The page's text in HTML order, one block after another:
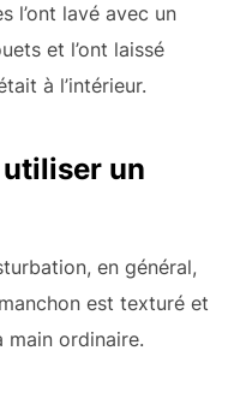
l’ont lavé avec un
et l’ont laissé
à l’intérieur.
un
en général,
est texturé et
ordinaire.